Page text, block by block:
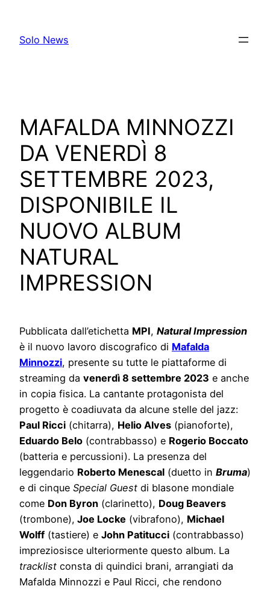
content
Solo News
MAFALDA MINNOZZI
DA VENERDÌ 8
SETTEMBRE 2023,
DISPONIBILE IL
NUOVO ALBUM
NATURAL
IMPRESSION
Pubblicata dall’etichetta MPI, Natural Impression
è il nuovo lavoro discografico di Mafalda
Minnozzi, presente su tutte le piattaforme di
streaming da venerdì 8 settembre 2023 e anche
in copia fisica. La cantante protagonista del
progetto è coadiuvata da alcune stelle del jazz:
Paul Ricci (chitarra), Helio Alves (pianoforte),
Eduardo Belo (contrabbasso) e Rogerio Boccato
(batteria e percussioni). La presenza del
leggendario Roberto Menescal (duetto in Bruma)
e di cinque Special Guest di blasone mondiale
come Don Byron (clarinetto), Doug Beavers
(trombone), Joe Locke (vibrafono), Michael
Wolff (tastiere) e John Patitucci (contrabbasso)
impreziosisce ulteriormente questo album. La
tracklist consta di quindici brani, arrangiati da
Mafalda Minnozzi e Paul Ricci, che rendono